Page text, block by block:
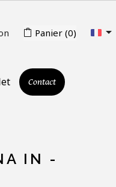
Panier (0) 
Contact
IN -